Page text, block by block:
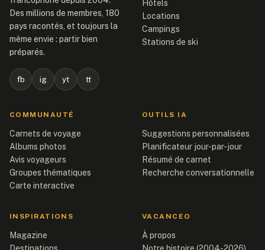
Des millions de membres, 180
pays racontés, et toujours la
même envie : partir bien
préparés.
fb ig yt tt
Hôtels
Locations
Campings
Stations de ski
COMMUNAUTÉ
Carnets de voyage
Albums photos
Avis voyageurs
Groupes thématiques
Carte interactive
OUTILS IA
Suggestions personnalisées
Planificateur jour-par-jour
Résumé de carnet
Recherche conversationnelle
INSPIRATIONS
Magazine
Destinations
VACANCEO
À propos
Notre histoire (2004-2026)